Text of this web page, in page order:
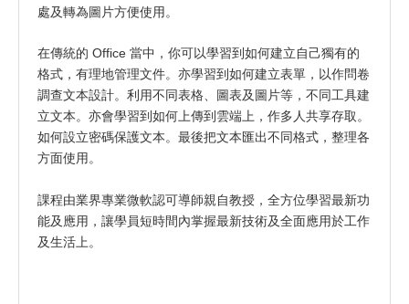
處及轉為圖片方便使用。
在傳統的 Office 當中，你可以學習到如何建立自己獨有的
格式，有理地管理文件。亦學習到如何建立表單，以作問卷
調查文本設計。利用不同表格、圖表及圖片等，不同工具建
立文本。亦會學習到如何上傳到雲端上，作多人共享存取。
如何設立密碼保護文本。最後把文本匯出不同格式，整理各
方面使用。
課程由業界專業微軟認可導師親自教授，全方位學習最新功
能及應用，讓學員短時間內掌握最新技術及全面應用於工作
及生活上。